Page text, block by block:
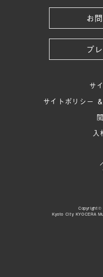
お
プ
サ
サイトポリシー
入
Copyright©
Kyoto City KYOCERA